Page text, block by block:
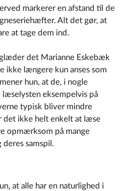
markerer en afstand til de
Alt det gør, at
at tage dem ind.
det Marianne Eskebæk
ikke længere kun anses som
hun, at de, i nogle
eksempelvis på
typisk bliver mindre
det ikke helt enkelt at læse
opmærksom på mange
samspil.
at alle har en naturlighed i